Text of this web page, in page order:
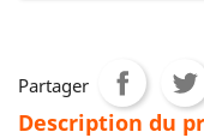
Partager
Description du